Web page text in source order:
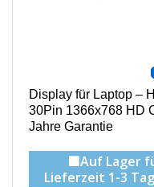
Display für Laptop –
30Pin 1366x768 HD
Jahre Garantie
🟩Auf Lager
Lieferzeit 1-3